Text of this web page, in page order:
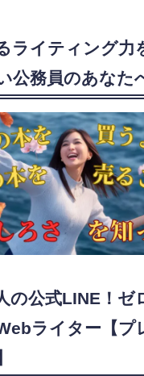
ライティング力
公務員のあなた
の公式LINE！ゼ
ライター【プ